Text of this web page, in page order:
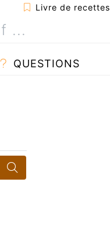
Livre de recettes
QUESTIONS